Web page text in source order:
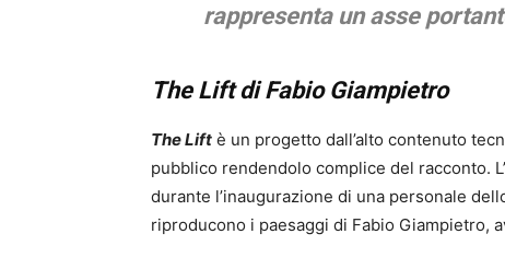
rappresenta un asse
The Lift di Fabio Giampietro
The Lift è un progetto dall’alto contenuto
pubblico rendendolo complice del racconto.
durante l’inaugurazione di una personale
riproducono i paesaggi di Fabio Giampietro,